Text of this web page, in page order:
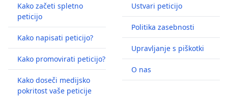
Kako začeti spletno
peticijo
Kako napisati peticijo?
Kako promovirati peticijo?
Kako doseči medijsko
pokritost vaše peticije
Ustvari peticijo
Politika zasebnosti
Upravljanje s piškotki
O nas